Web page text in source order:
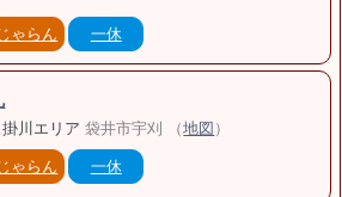
じゃらん 一休
掛川エリア袋井市宇刈 （地図）
じゃらん 一休